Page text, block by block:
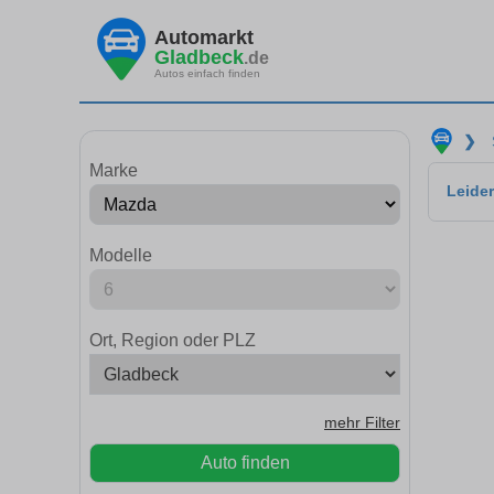
Automarkt
Gladbeck.de
Autos einfach finden
Marke
Modelle
Ort, Region oder PLZ
mehr Filter
Auto finden
❯